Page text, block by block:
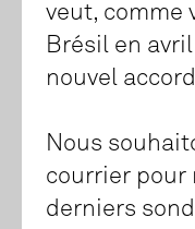
veut, comme
Brésil en
nouvel
Nous
courrier pour
derniers